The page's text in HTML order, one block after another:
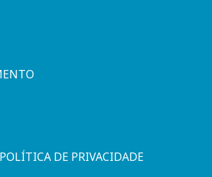
POLÍTICA DE PRIVACIDADE